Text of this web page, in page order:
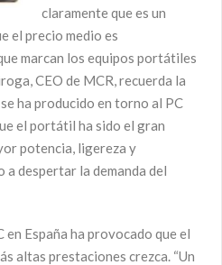
claramente que es un
el precio medio es
marcan los equipos portátiles
CEO de MCR, recuerda la
ha producido en torno al PC
el portátil ha sido el gran
potencia, ligereza y
despertar la demanda del
en España ha provocado que el
altas prestaciones crezca. “Un